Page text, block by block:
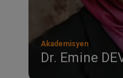
Akademisyen
Dr. Emine